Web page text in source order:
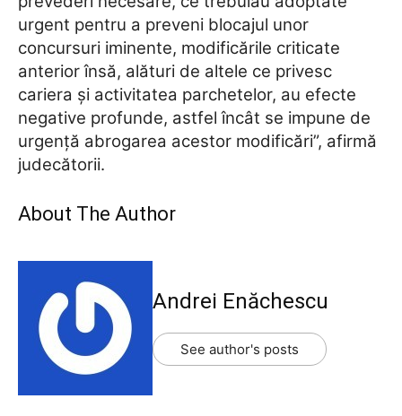
urgent pentru a preveni blocajul unor
concursuri iminente, modificările criticate
anterior însă, alături de altele ce privesc
cariera şi activitatea parchetelor, au efecte
negative profunde, astfel încât se impune de
urgenţă abrogarea acestor modificări”, afirmă
judecătorii.
About The Author
Andrei Enăchescu
See author's posts